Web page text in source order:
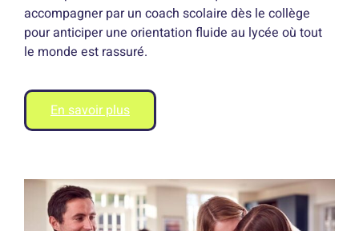
accompagner par un coach scolaire dès le collège
pour anticiper une orientation fluide au lycée où tout
le monde est rassuré.
En savoir plus